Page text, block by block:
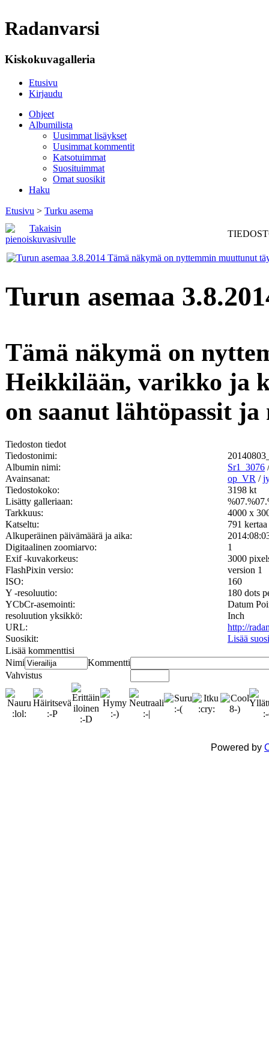
Radanvarsi
Kiskokuvagalleria
Etusivu
Kirjaudu
Ohjeet
Albumilista
Uusimmat lisäykset
Uusimmat kommentit
Katsotuimmat
Suosituimmat
Omat suosikit
Haku
Etusivu > Turku asema
Turun asemaa
Tämä näkymä on
Heikkilään, varikko ja
on saanut lähtöpassit
Tiedoston tiedot
Tiedostonimi:
Albumin nimi:
Sr1_3076
Avainsanat:
op_VR /
Tiedostokoko:
3198 kt
Lisätty galleriaan:
Tarkkuus:
4000 x
Katseltu:
791 kertaa
Alkuperäinen päivämäärä ja aika:
Digitaalinen zoomiarvo:
1
Exif -kuvakorkeus:
3000
FlashPixin versio:
version 1
ISO:
160
Y -resoluutio:
180 dots
YCbCr-asemointi:
Datum
resoluution yksikkö:
Inch
URL:
http://
Suosikit:
Lisää
Lisää kommenttisi
Nimi
Kommentti
Vahvistus
Powered by